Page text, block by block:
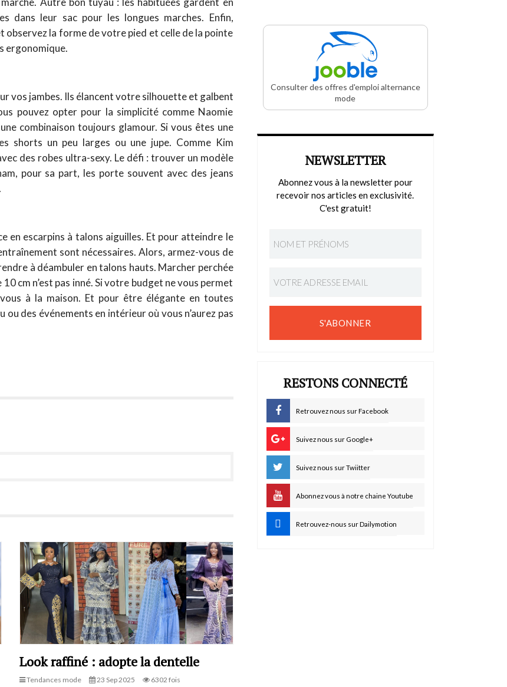
dans leur sac pour les longues marches. Enfin,
observez la forme de votre pied et celle de la pointe
ergonomique.
vos jambes. Ils élancent votre silhouette et galbent
pouvez opter pour la simplicité comme Naomie
combinaison toujours glamour. Si vous êtes une
shorts un peu larges ou une jupe. Comme Kim
des robes ultra-sexy. Le défi : trouver un modèle
pour sa part, les porte souvent avec des jeans
en escarpins à talons aiguilles. Et pour atteindre le
sont nécessaires. Alors, armez-vous de
à déambuler en talons hauts. Marcher perchée
cm n’est pas inné. Si votre budget ne vous permet
à la maison. Et pour être élégante en toutes
des événements en intérieur où vous n’aurez pas
Look raffiné : adopte la dentelle
Tendances mode 23 Sep 2025 6302 fois
Consulter des offres d'emploi alternance
mode
NEWSLETTER
Abonnez vous à la newsletter pour
recevoir nos articles en exclusivité.
C'est gratuit!
S'ABONNER
RESTONS CONNECTÉ
Retrouvez nous sur Facebook
Suivez nous sur Google+
Suivez nous sur Twiitter
Abonnez vous à notre chaine Youtube
Retrouvez-nous sur Dailymotion